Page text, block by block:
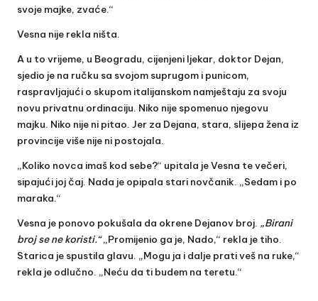
svoje majke, zvaće.“
Vesna nije rekla ništa.
A u to vrijeme, u Beogradu, cijenjeni ljekar, doktor Dejan,
sjedio je na ručku sa svojom suprugom i punicom,
raspravljajući o skupom italijanskom namještaju za svoju
novu privatnu ordinaciju. Niko nije spomenuo njegovu
majku. Niko nije ni pitao. Jer za Dejana, stara, slijepa žena iz
provincije više nije ni postojala.
„Koliko novca imaš kod sebe?“ upitala je Vesna te večeri,
sipajući joj čaj. Nada je opipala stari novčanik. „Sedam i po
maraka.“
Vesna je ponovo pokušala da okrene Dejanov broj. „Birani
broj se ne koristi.“„Promijenio ga je, Nado,“ rekla je tiho.
Starica je spustila glavu. „Mogu ja i dalje prati veš na ruke,“
rekla je odlučno. „Neću da ti budem na teretu.“